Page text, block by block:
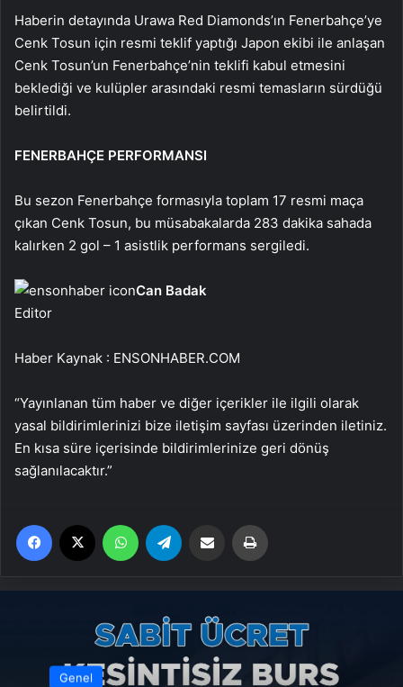
Haberin detayında Urawa Red Diamonds’ın Fenerbahçe’ye
Cenk Tosun için resmi teklif yaptığı Japon ekibi ile anlaşan
Cenk Tosun’un Fenerbahçe’nin teklifi kabul etmesini
beklediği ve kulüpler arasındaki resmi temasların sürdüğü
belirtildi.
FENERBAHÇE PERFORMANSI
Bu sezon Fenerbahçe formasıyla toplam 17 resmi maça
çıkan Cenk Tosun, bu müsabakalarda 283 dakika sahada
kalırken 2 gol – 1 asistlik performans sergiledi.
Can Badak
Editor
Haber Kaynak : ENSONHABER.COM
“Yayınlanan tüm haber ve diğer içerikler ile ilgili olarak
yasal bildirimlerinizi bize iletişim sayfası üzerinden iletiniz.
En kısa süre içerisinde bildirimlerinize geri dönüş
sağlanılacaktır.”
Facebook WhatsApp Email'den paylaş
Genel